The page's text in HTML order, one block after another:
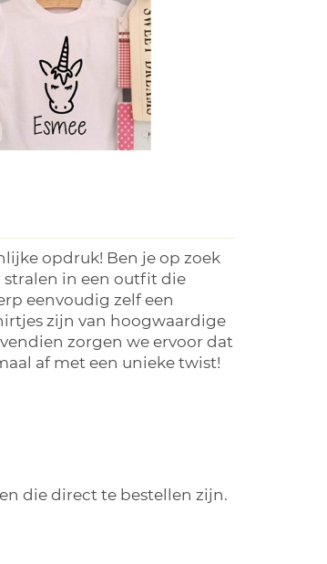
opdruk! Ben je op zoek
in een outfit die
eenvoudig zelf een
zijn van hoogwaardige
zorgen we ervoor dat
af met een unieke twist!
die direct te bestellen zijn.